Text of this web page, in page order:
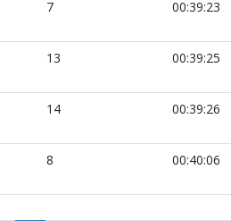
7 00:39:23
13 00:39:25
14 00:39:26
8 00:40:06